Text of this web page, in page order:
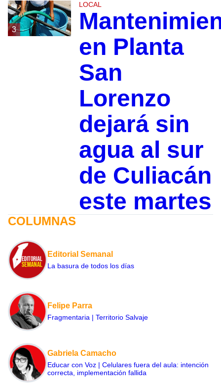
3
LOCAL
en Planta
San
Lorenzo
dejará sin
agua al sur
de Culiacán
este martes
COLUMNAS
Editorial Semanal
La basura de todos los días
Felipe Parra
Fragmentaria | Territorio Salvaje
Gabriela Camacho
Educar con Voz | Celulares fuera del aula: intención
correcta, implementación fallida